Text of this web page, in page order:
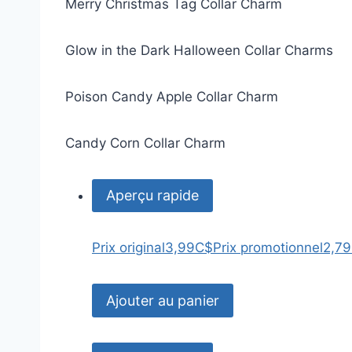
Merry Christmas Tag Collar Charm
Glow in the Dark Halloween Collar Charms
Poison Candy Apple Collar Charm
Candy Corn Collar Charm
Aperçu rapide
Prix original3,99C$Prix promotionnel
Ajouter au panier